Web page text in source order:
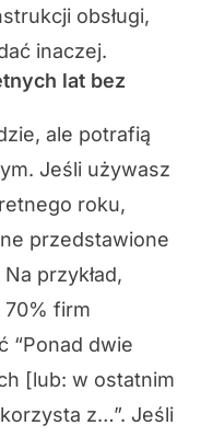
obsługi,
inaczej.
lat bez
ale potrafią
Jeśli używasz
roku,
przedstawione
przykład,
70% firm
“Ponad dwie
[lub: w ostatnim
z…”. Jeśli